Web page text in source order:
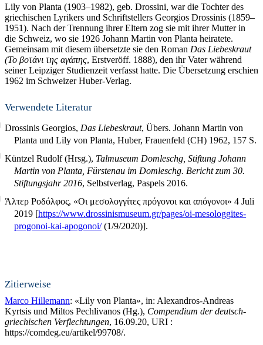
Lily von Planta (1903–1982), geb. Drossini, war die Tochter des
griechischen Lyrikers und Schriftstellers Georgios Drossinis (1859–
1951). Nach der Trennung ihrer Eltern zog sie mit ihrer Mutter in
die Schweiz, wo sie 1926 Johann Martin von Planta heiratete.
Gemeinsam mit diesem übersetzte sie den Roman Das Liebeskraut
(Το βοτάνι της αγάπης, Erstveröff. 1888), den ihr Vater während
seiner Leipziger Studienzeit verfasst hatte. Die Übersetzung erschien
1962 im Schweizer Huber-Verlag.
Verwendete Literatur
Drossinis Georgios, Das Liebeskraut, Übers. Johann Martin von
Planta und Lily von Planta, Huber, Frauenfeld (CH) 1962, 157 S.
Küntzel Rudolf (Hrsg.), Talmuseum Domleschg, Stiftung Johann
Martin von Planta, Fürstenau im Domleschg. Bericht zum 30.
Stiftungsjahr 2016, Selbstverlag, Paspels 2016.
Άλτερ Ροδόλφος, «Οι μεσολογγίτες πρόγονοι και απόγονοι» 4 Juli
2019 [https://www.drossinismuseum.gr/pages/oi-mesologgites-
progonoi-kai-apogonoi/(1/9/2020)].
Zitierweise
Marco Hillemann: «Lily von Planta», in: Alexandros-Andreas
Kyrtsis und Miltos Pechlivanos (Hg.), Compendium der deutsch-
griechischen Verflechtungen, 16.09.20, URI :
https://comdeg.eu/artikel/99708/.